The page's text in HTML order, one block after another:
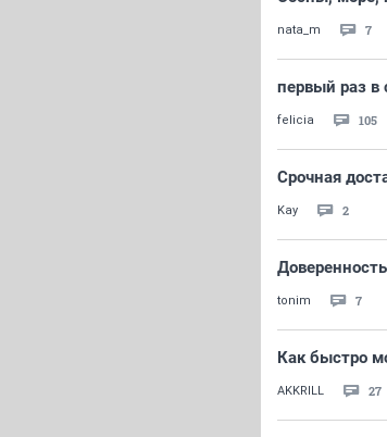
nata_m 7
первый раз в
felicia 105
Срочная
Kay 2
tonim 7
Как быстро
AKKRILL 27